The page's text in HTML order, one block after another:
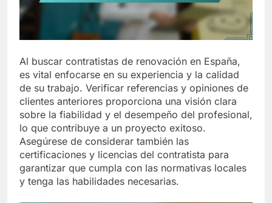
Al buscar contratistas de renovación en España,
es vital enfocarse en su experiencia y la calidad
de su trabajo. Verificar referencias y opiniones de
clientes anteriores proporciona una visión clara
sobre la fiabilidad y el desempeño del profesional,
lo que contribuye a un proyecto exitoso.
Asegúrese de considerar también las
certificaciones y licencias del contratista para
garantizar que cumpla con las normativas locales
y tenga las habilidades necesarias.